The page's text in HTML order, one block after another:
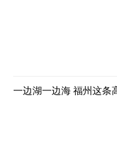
一边湖一边海 福州这条